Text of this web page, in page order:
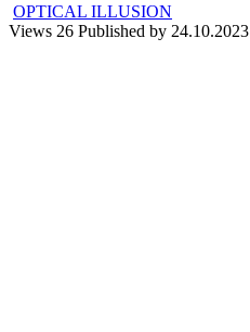
OPTICAL ILLUSION
Views 26 Published by 24.10.2023